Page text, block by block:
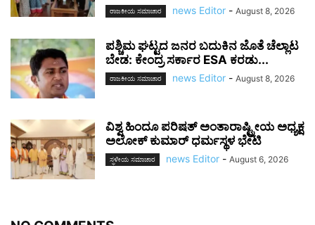
ರಾಜಕೀಯ ಸಮಾಚಾರ news Editor - August 8, 2026
ಪಶ್ಚಿಮ ಘಟ್ಟದ ಜನರ ಬದುಕಿನ ಜೊತೆ ಚೆಲ್ಲಾಟ
ಬೇಡ: ಕೇಂದ್ರ ಸರ್ಕಾರ ESA ಕರಡು...
ರಾಜಕೀಯ ಸಮಾಚಾರ news Editor - August 8, 2026
ವಿಶ್ವ ಹಿಂದೂ ಪರಿಷತ್ ಅಂತಾರಾಷ್ಟ್ರೀಯ ಅಧ್ಯಕ್ಷ
ಅಲೋಕ್ ಕುಮಾರ್ ಧರ್ಮಸ್ಥಳ ಭೇಟಿ
ಸ್ಥಳೀಯ ಸಮಾಚಾರ news Editor - August 6, 2026